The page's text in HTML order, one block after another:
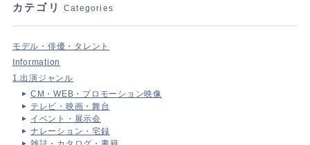
カテゴリ Categories
モデル・俳優・タレント
Information
1.出演ジャンル
CM・WEB・プロモーション映像
テレビ・映画・舞台
イベント・展示会
ナレーション・宅録